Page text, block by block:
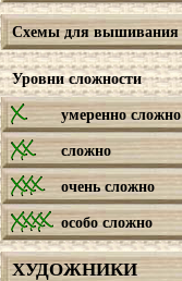
Схемы для вышивания
Уровни сложности
умеренно сложно
сложно
очень сложно
особо сложно
ХУДОЖНИКИ